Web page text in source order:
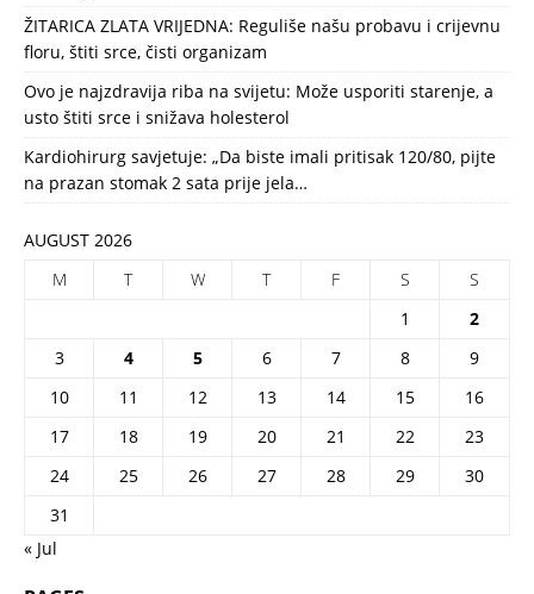
ŽITARICA ZLATA VRIJEDNA: Reguliše našu probavu i crijevnu
floru, štiti srce, čisti organizam
Ovo je najzdravija riba na svijetu: Može usporiti starenje, a
usto štiti srce i snižava holesterol
Kardiohirurg savjetuje: „Da biste imali pritisak 120/80, pijte
na prazan stomak 2 sata prije jela…
AUGUST 2026
M
T W T F S
S
1
2
3
4 5 6 7 8
9
10
11 12 13 14 15
16
17
18 19 20 21 22
23
24
25 26 27 28 29
30
31
« Jul